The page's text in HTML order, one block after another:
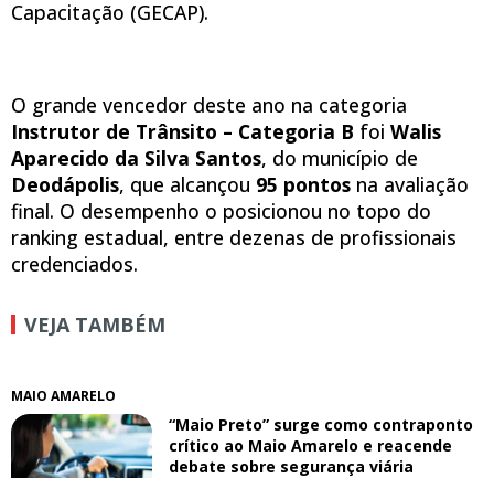
Capacitação (GECAP).
O grande vencedor deste ano na categoria
Instrutor de Trânsito – Categoria B foi Walis
Aparecido da Silva Santos, do município de
Deodápolis, que alcançou 95 pontos na avaliação
final. O desempenho o posicionou no topo do
ranking estadual, entre dezenas de profissionais
credenciados.
VEJA TAMBÉM
MAIO AMARELO
“Maio Preto” surge como contraponto
crítico ao Maio Amarelo e reacende
debate sobre segurança viária